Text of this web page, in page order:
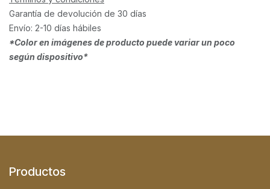
Garantía de devolución de 30 días
Envío: 2-10 días hábiles
*Color en imágenes de producto puede variar un poco
según dispositivo*
Productos